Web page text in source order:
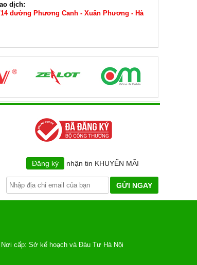
dịch:
đường Phương Canh - Xuân Phương - Hà
Đăng ký nhận tin KHUYẾN MÃI
GỬI NGAY
Nơi cấp: Sở kế hoạch và Đàu Tư Hà Nội